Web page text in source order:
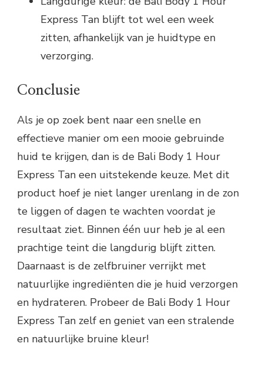
Express Tan blijft tot wel een week
zitten, afhankelijk van je huidtype en
verzorging.
Conclusie
Als je op zoek bent naar een snelle en
effectieve manier om een mooie gebruinde
huid te krijgen, dan is de Bali Body 1 Hour
Express Tan een uitstekende keuze. Met dit
product hoef je niet langer urenlang in de zon
te liggen of dagen te wachten voordat je
resultaat ziet. Binnen één uur heb je al een
prachtige teint die langdurig blijft zitten.
Daarnaast is de zelfbruiner verrijkt met
natuurlijke ingrediënten die je huid verzorgen
en hydrateren. Probeer de Bali Body 1 Hour
Express Tan zelf en geniet van een stralende
en natuurlijke bruine kleur!